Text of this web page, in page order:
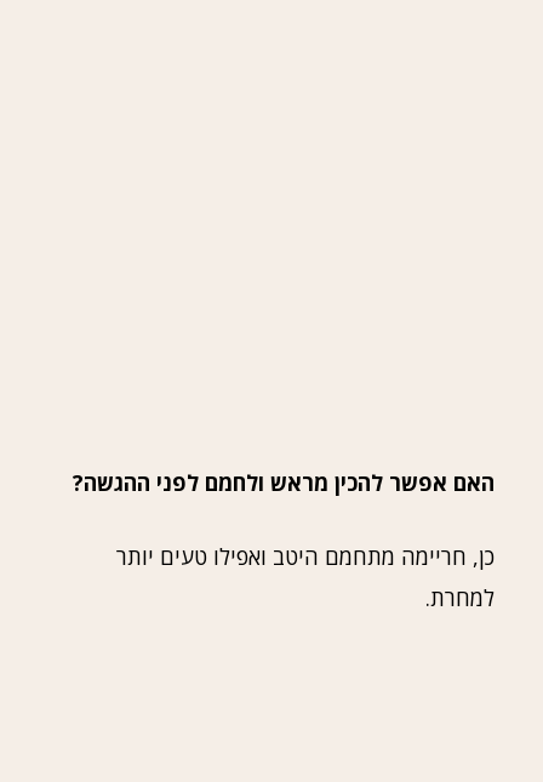
האם אפשר להכין מראש ולחמם לפני ההגשה?
כן, חריימה מתחמם היטב ואפילו טעים יותר
למחרת.